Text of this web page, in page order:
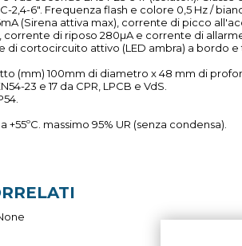
2,4-6". Frequenza flash e colore 0,5 Hz /
(Sirena attiva max), corrente di picco
di riposo 280µA e corrente di allarme
di cortocircuito attivo (LED ambra) a bordo e
(mm) 100mm di diametro x 48 mm di
23 e 17 da CPR, LPCB e VdS.
+55ºC. massimo 95% UR (senza condensa).